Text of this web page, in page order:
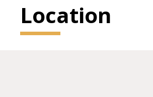
Location